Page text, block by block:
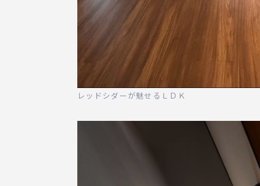
レッドシダーが魅せるＬＤＫ